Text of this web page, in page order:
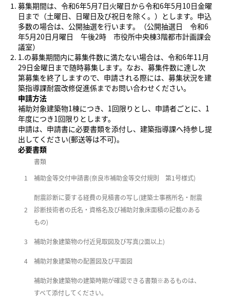
募集期間は、令和6年5月7日火曜日から令和6年5月10日金曜
日まで（土曜日、日曜日及び祝日を除く。）とします。申込
多数の場合は、公開抽選を行います。（公開抽選日 令和6
年5月20日月曜日 午後2時 市役所中央棟3階都市計画課会
議室）
1.の募集期間内に募集件数に満たない場合は、令和6年11月
29日金曜日まで随時募集します。なお、募集件数に達し次
第募集を終了しますので、申請される際には、募集状況を建
築指導課耐震改修促進係までお問い合わせください。
申請方法
補助対象建築物1棟につき、1回限りとし、申請者ごとに、1
年度につき1回限りとします。
申請は、申請書に必要書類を添付し、建築指導課へ持参し提
出してください(郵送等は不可)。
必要書類
書類
1
補助金等交付申請書(奈良市補助金等交付規則 第1号様式)
2
耐震診断に要する経費の見積書の写し(建築士事務所名・耐震
診断技術者の氏名・資格名及び補助対象床面積の記載のある
もの)
3 補助対象建築物の付近見取図及び写真(2面以上)
4 補助対象建築物の配置図及び平面図
補助対象建築物の建築時期が確認できる書類※あるものは、
すべて添付してください。